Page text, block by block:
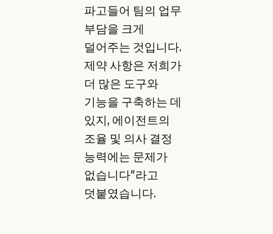
파고들어 팀의 업무
부담을 크게
덜어주는 것입니다.
제약 사항은 저희가
더 많은 도구와
기능을 구축하는 데
있지, 에이전트의
조율 및 의사 결정
능력에는 문제가
없습니다"라고
덧붙였습니다.